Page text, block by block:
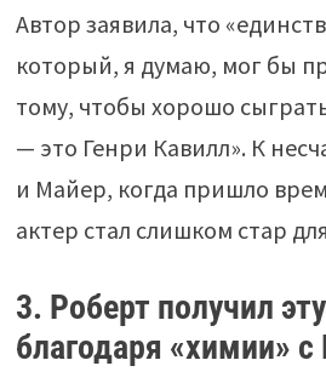
Автор заявила, что
который, я думаю, мог бы
тому, чтобы хорошо
— это Генри Кавилл». К
и Майер, когда пришло
актер стал слишком стар
3. Роберт получил
благодаря «химии» с